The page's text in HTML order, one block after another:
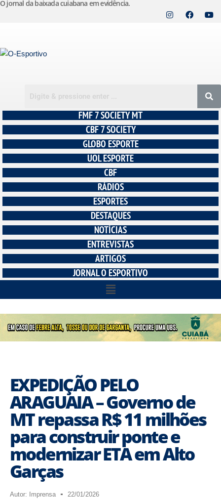
o
O jornal da baixada cuiabana em evidência.
FMF 7 SOCIETY MT
CBF 7 SOCIETY
GLOBO ESPORTE
UOL ESPORTE
CBF
RÁDIOS
ESPORTES
DESTAQUES
NOTÍCIAS
ENTREVISTAS
ARTIGOS
JORNAL O ESPORTIVO
EXPEDIÇÃO PELO
ARAGUAIA – Governo de
MT repassa R$ 11 milhões
para construir ponte e
modernizar ETA em Alto
Garças
Autor: Imprensa 22/01/2026